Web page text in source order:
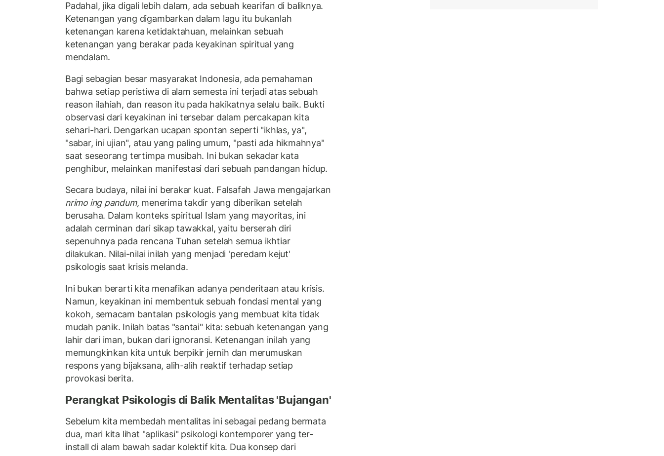
Padahal, jika digali lebih dalam, ada sebuah kearifan di baliknya.
Ketenangan yang digambarkan dalam lagu itu bukanlah
ketenangan karena ketidaktahuan, melainkan sebuah
ketenangan yang berakar pada keyakinan spiritual yang
mendalam.
Bagi sebagian besar masyarakat Indonesia, ada pemahaman
bahwa setiap peristiwa di alam semesta ini terjadi atas sebuah
reason ilahiah, dan reason itu pada hakikatnya selalu baik. Bukti
observasi dari keyakinan ini tersebar dalam percakapan kita
sehari-hari. Dengarkan ucapan spontan seperti "ikhlas, ya",
"sabar, ini ujian", atau yang paling umum, "pasti ada hikmahnya"
saat seseorang tertimpa musibah. Ini bukan sekadar kata
penghibur, melainkan manifestasi dari sebuah pandangan hidup.
Secara budaya, nilai ini berakar kuat. Falsafah Jawa mengajarkan
nrimo ing pandum, menerima takdir yang diberikan setelah
berusaha. Dalam konteks spiritual Islam yang mayoritas, ini
adalah cerminan dari sikap tawakkal, yaitu berserah diri
sepenuhnya pada rencana Tuhan setelah semua ikhtiar
dilakukan. Nilai-nilai inilah yang menjadi 'peredam kejut'
psikologis saat krisis melanda.
Ini bukan berarti kita menafikan adanya penderitaan atau krisis.
Namun, keyakinan ini membentuk sebuah fondasi mental yang
kokoh, semacam bantalan psikologis yang membuat kita tidak
mudah panik. Inilah batas "santai" kita: sebuah ketenangan yang
lahir dari iman, bukan dari ignoransi. Ketenangan inilah yang
memungkinkan kita untuk berpikir jernih dan merumuskan
respons yang bijaksana, alih-alih reaktif terhadap setiap
provokasi berita.
Perangkat Psikologis di Balik Mentalitas 'Bujangan'
Sebelum kita membedah mentalitas ini sebagai pedang bermata
dua, mari kita lihat "aplikasi" psikologi kontemporer yang ter-
install di alam bawah sadar kolektif kita. Dua konsep dari